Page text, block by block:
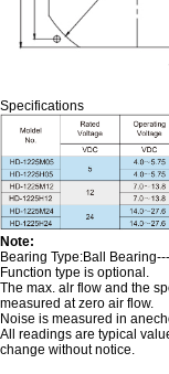
Specifications
Note:
Bearing Type:Ball
Function type is optional.
The max. alr flow and the
measured at zero air flow.
Noise is measured in
All readings are typical
change without notice.